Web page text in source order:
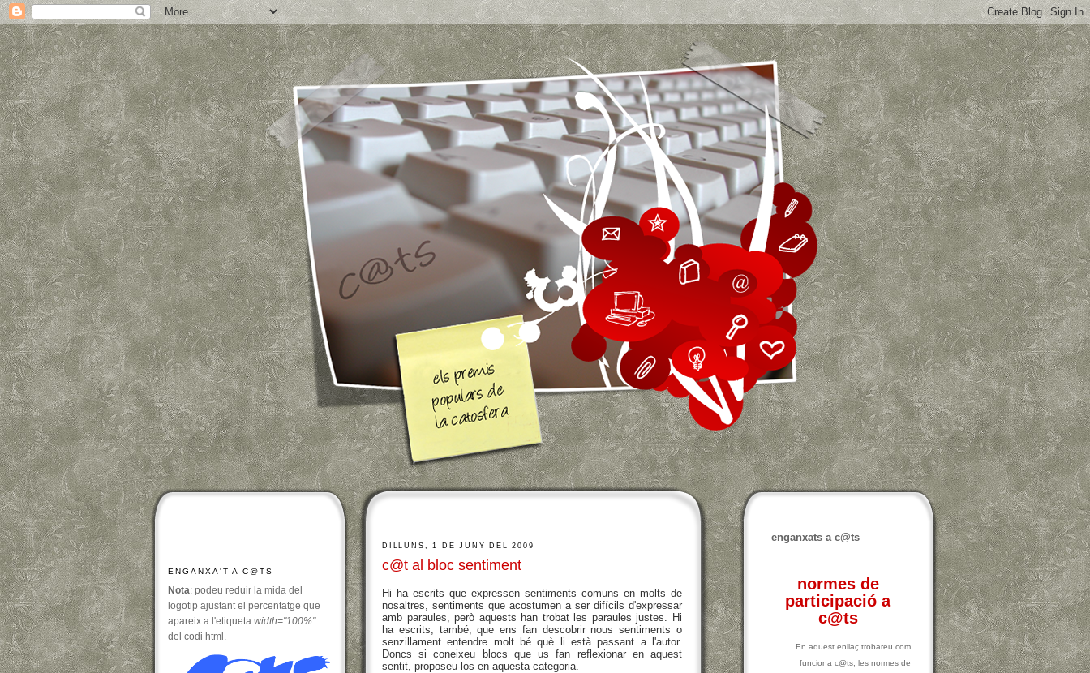
ENGANXA'T A C@TS
Nota: podeu reduir la mida del
logotip ajustant el percentatge que
apareix a l'etiqueta width="100%"
del codi html.
DILLUNS, 1 DE JUNY DEL 2009
c@t al bloc sentiment
Hi ha escrits que expressen sentiments comuns en molts de
nosaltres, sentiments que acostumen a ser difícils d'expressar
amb paraules, però aquests han trobat les paraules justes. Hi
ha escrits, també, que ens fan descobrir nous sentiments o
senzillament entendre molt bé què li està passant a l'autor.
Doncs si coneixeu blocs que us fan reflexionar en aquest
sentit, proposeu-los en aquesta categoria.
enganxats a c@ts
normes de
participació a
c@ts
En aquest enllaç trobareu com
funciona c@ts, les normes de